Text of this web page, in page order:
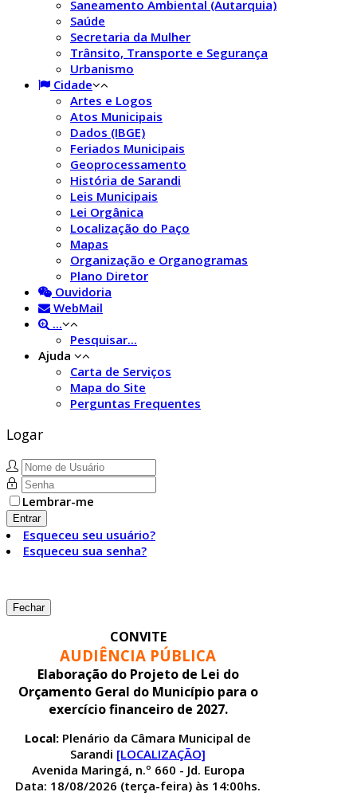
Saneamento Ambiental (Autarquia)
Saúde
Secretaria da Mulher
Trânsito, Transporte e Segurança
Urbanismo
Cidade
Artes e Logos
Atos Municipais
Dados (IBGE)
Feriados Municipais
Geoprocessamento
História de Sarandi
Leis Municipais
Lei Orgânica
Localização do Paço
Mapas
Organização e Organogramas
Plano Diretor
Ouvidoria
WebMail
...
Pesquisar...
Ajuda
Carta de Serviços
Mapa do Site
Perguntas Frequentes
Logar
Lembrar-me
Entrar
Esqueceu seu usuário?
Esqueceu sua senha?
Fechar
CONVITE
AUDIÊNCIA PÚBLICA
Elaboração do Projeto de Lei do
Orçamento Geral do Município para o
exercício financeiro de 2027.
Local: Plenário da Câmara Municipal de
Sarandi [LOCALIZAÇÃO]
Avenida Maringá, n.º 660 - Jd. Europa
Data: 18/08/2026 (terça-feira) às 14:00hs.